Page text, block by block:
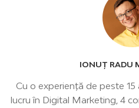
IONUȚ RADU
Cu o experiență de peste
lucru în Digital Marketing, 4